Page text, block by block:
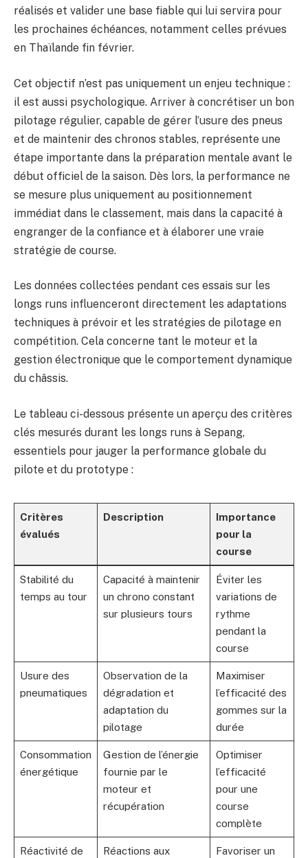
réalisés et valider une base fiable qui lui servira pour
les prochaines échéances, notamment celles prévues
en Thaïlande fin février.
Cet objectif n’est pas uniquement un enjeu technique :
il est aussi psychologique. Arriver à concrétiser un bon
pilotage régulier, capable de gérer l’usure des pneus
et de maintenir des chronos stables, représente une
étape importante dans la préparation mentale avant le
début officiel de la saison. Dès lors, la performance ne
se mesure plus uniquement au positionnement
immédiat dans le classement, mais dans la capacité à
engranger de la confiance et à élaborer une vraie
stratégie de course.
Les données collectées pendant ces essais sur les
longs runs influenceront directement les adaptations
techniques à prévoir et les stratégies de pilotage en
compétition. Cela concerne tant le moteur et la
gestion électronique que le comportement dynamique
du châssis.
Le tableau ci-dessous présente un aperçu des critères
clés mesurés durant les longs runs à Sepang,
essentiels pour jauger la performance globale du
pilote et du prototype :
Critères
évalués
Description
Importance
pour la
course
Stabilité du
temps au tour
Capacité à maintenir
un chrono constant
sur plusieurs tours
Éviter les
variations de
rythme
pendant la
course
Usure des
pneumatiques
Observation de la
dégradation et
adaptation du
pilotage
Maximiser
l’efficacité des
gommes sur la
durée
Consommation
énergétique
Gestion de l’énergie
fournie par le
moteur et
récupération
Optimiser
l’efficacité
pour une
course
complète
Réactivité de Réactions aux Favoriser un